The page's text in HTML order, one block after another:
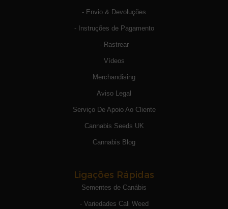
- Envio & Devoluções
- Instruções de Pagamento
- Rastrear
Vídeos
Merchandising
Aviso Legal
Serviço De Apoio Ao Cliente
Cannabis Seeds UK
Cannabis Blog
Ligações Rápidas
Sementes de Canábis
- Variedades Cali Weed